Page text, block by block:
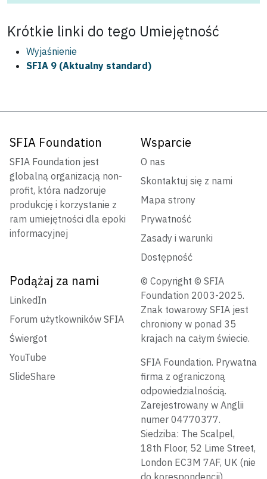
Krótkie linki do tego Umiejętność
Wyjaśnienie
SFIA 9 (Aktualny standard)
SFIA Foundation
SFIA Foundation jest
globalną organizacją non-
profit, która nadzoruje
produkcję i korzystanie z
ram umiejętności dla epoki
informacyjnej
Wsparcie
O nas
Skontaktuj się z nami
Mapa strony
Prywatność
Zasady i warunki
Dostępność
Podążaj za nami
LinkedIn
Forum użytkowników SFIA
Świergot
YouTube
SlideShare
© Copyright © SFIA
Foundation 2003-2025.
Znak towarowy SFIA jest
chroniony w ponad 35
krajach na całym świecie.
SFIA Foundation. Prywatna
firma z ograniczoną
odpowiedzialnością.
Zarejestrowany w Anglii
numer 04770377.
Siedziba: The Scalpel,
18th Floor, 52 Lime Street,
London EC3M 7AF, UK (nie
do korespondencji)